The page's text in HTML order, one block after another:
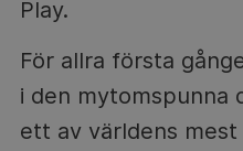
Play.
För allra första
i den mytomspunna
ett av världens mest